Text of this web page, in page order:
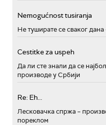
Nemogućnost tusiranja
Не туширате се сваког дана
Cestitke za uspeh
Да ли сте знали да се
производе у Србији
Re: Eh...
Лесковачка спржа –
пореклом